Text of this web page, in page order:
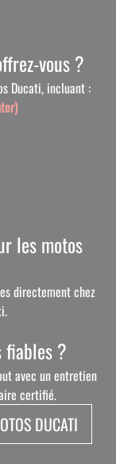
vous ?
Ducati, incluant :
les motos
directement chez
fiables ?
avec un entretien
certifié.
DUCATI